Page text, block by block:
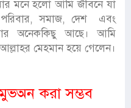
মনে হলো আমি জীবনে যা
পরিবার, সমাজ, দেশ এবং
অনেককিছু আছে। আমি
মেহমান হয়ে গেলেন।
মুভঅন করা সম্ভব